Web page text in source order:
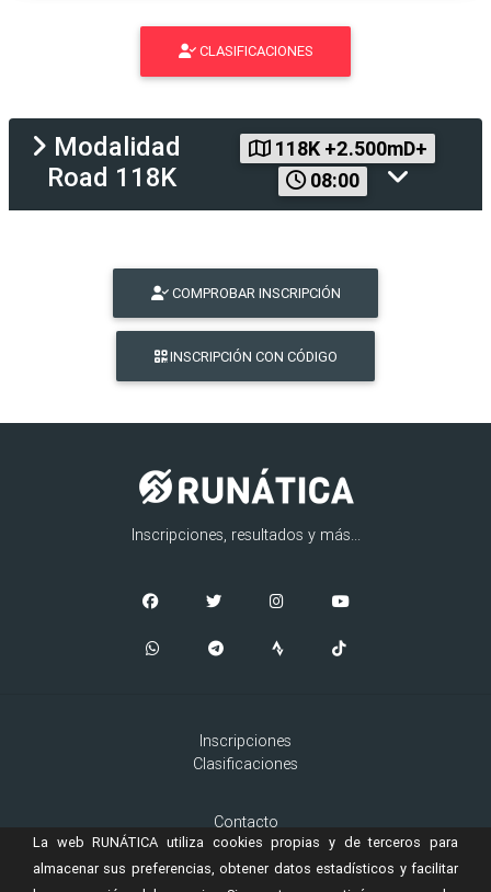
CLASIFICACIONES
Modalidad
Road 118K
118K +2.500mD+
08:00
COMPROBAR INSCRIPCIÓN
INSCRIPCIÓN CON CÓDIGO
Inscripciones, resultados y más...
Inscripciones
Clasificaciones
Contacto
Aviso Legal
Cookies
La web RUNÁTICA utiliza cookies propias y de terceros para
almacenar sus preferencias, obtener datos estadísticos y facilitar